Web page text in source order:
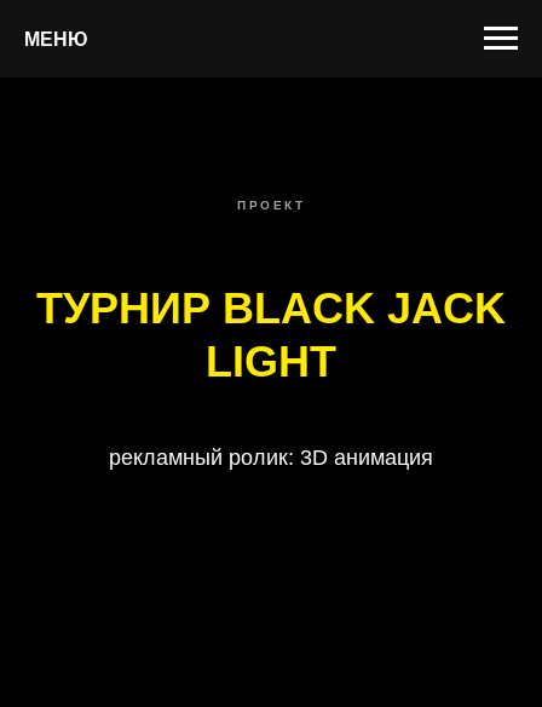
МЕНЮ
ПРОЕКТ
ТУРНИР BLACK JACK
LIGHT
рекламный ролик: 3D анимация